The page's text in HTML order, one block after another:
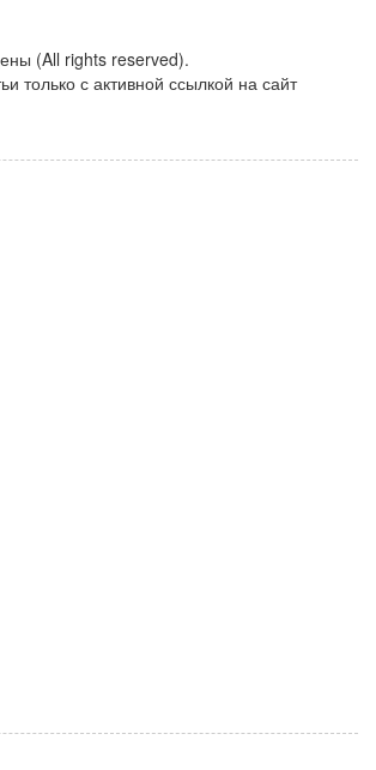
(All rights reserved).
только с активной ссылкой на сайт